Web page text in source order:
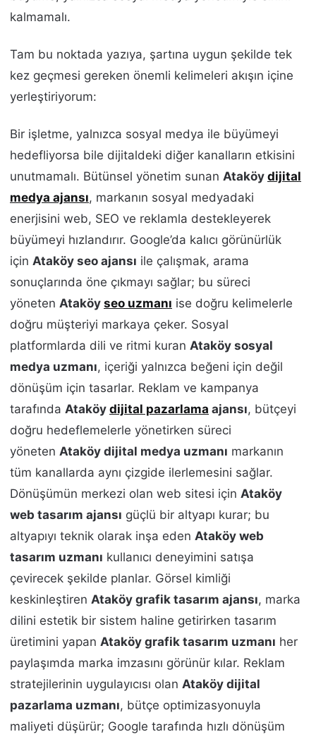
kalmamalı.
Tam bu noktada yazıya, şartına uygun şekilde tek
kez geçmesi gereken önemli kelimeleri akışın içine
yerleştiriyorum:
Bir işletme, yalnızca sosyal medya ile büyümeyi
hedefliyorsa bile dijitaldeki diğer kanalların etkisini
unutmamalı. Bütünsel yönetim sunan Ataköy dijital
medya ajansı, markanın sosyal medyadaki
enerjisini web, SEO ve reklamla destekleyerek
büyümeyi hızlandırır. Google’da kalıcı görünürlük
için Ataköy seo ajansı ile çalışmak, arama
sonuçlarında öne çıkmayı sağlar; bu süreci
yöneten Ataköy seo uzmanı ise doğru kelimelerle
doğru müşteriyi markaya çeker. Sosyal
platformlarda dili ve ritmi kuran Ataköy sosyal
medya uzmanı, içeriği yalnızca beğeni için değil
dönüşüm için tasarlar. Reklam ve kampanya
tarafında Ataköy dijital pazarlama ajansı, bütçeyi
doğru hedeflemelerle yönetirken süreci
yöneten Ataköy dijital medya uzmanı markanın
tüm kanallarda aynı çizgide ilerlemesini sağlar.
Dönüşümün merkezi olan web sitesi için Ataköy
web tasarım ajansı güçlü bir altyapı kurar; bu
altyapıyı teknik olarak inşa eden Ataköy web
tasarım uzmanı kullanıcı deneyimini satışa
çevirecek şekilde planlar. Görsel kimliği
keskinleştiren Ataköy grafik tasarım ajansı, marka
dilini estetik bir sistem haline getirirken tasarım
üretimini yapan Ataköy grafik tasarım uzmanı her
paylaşımda marka imzasını görünür kılar. Reklam
stratejilerinin uygulayıcısı olan Ataköy dijital
pazarlama uzmanı, bütçe optimizasyonuyla
maliyeti düşürür; Google tarafında hızlı dönüşüm